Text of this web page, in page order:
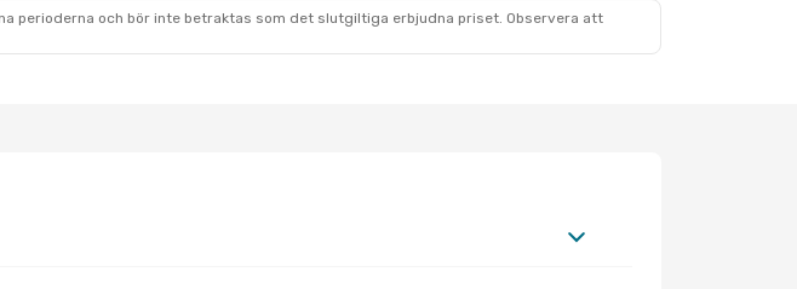
perioderna och bör inte betraktas som det slutgiltiga erbjudna priset. Observera att